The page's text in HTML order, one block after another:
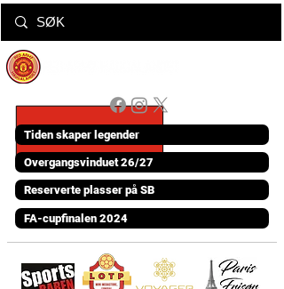
Tiden skaper legender
Overgangsvinduet 26/27
Reserverte plasser på SB
FA-cupfinalen 2024